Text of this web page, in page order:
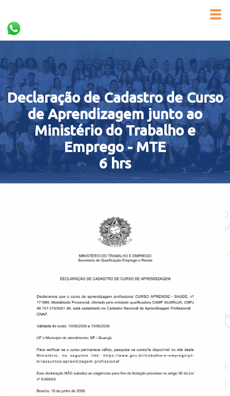
Declaração de Cadastro de Curso
de Aprendizagem junto ao
Ministério do Trabalho e
Emprego - MTE
6 hrs